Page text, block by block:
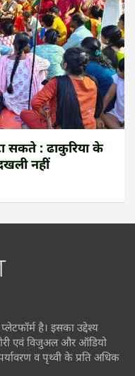
सकते : ढाकुरिया के
नहीं
है। इसका उद्देश्य
एवं विजुअल और ऑडियो
व पृथ्वी के प्रति अधिक